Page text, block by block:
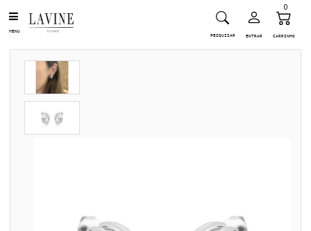
MENU
PESQUISAR ENTRAR CARRINHO
0